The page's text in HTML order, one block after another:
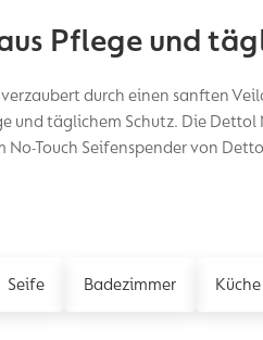
Pflege und
durch einen sanften
und täglichem Schutz. Die
No-Touch Seifenspender von
Seife Badezimmer Küche